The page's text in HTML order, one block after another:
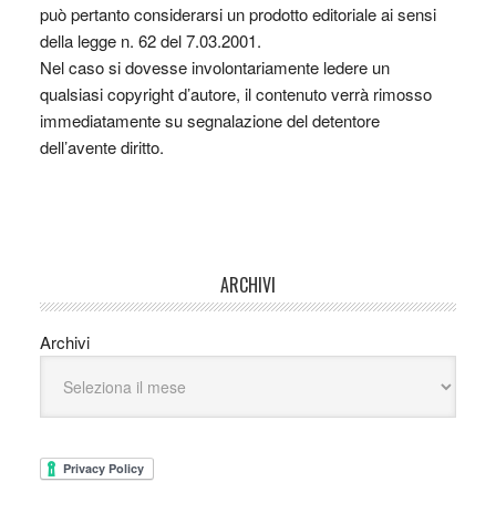
può pertanto considerarsi un prodotto editoriale ai sensi
della legge n. 62 del 7.03.2001.
Nel caso si dovesse involontariamente ledere un
qualsiasi copyright d’autore, il contenuto verrà rimosso
immediatamente su segnalazione del detentore
dell’avente diritto.
ARCHIVI
Archivi